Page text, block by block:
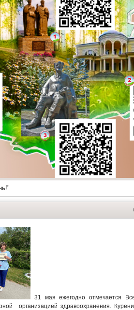
31 мая ежегодно отмечается
организацией здравоохранения.